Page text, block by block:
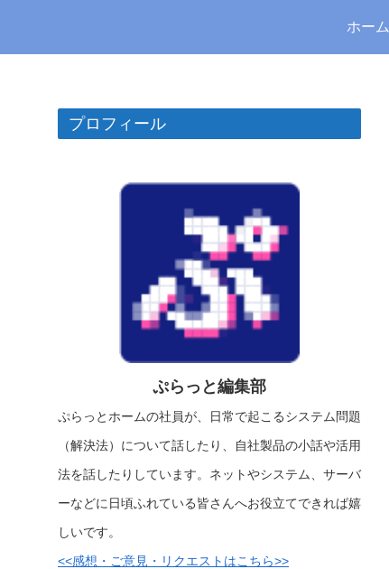
ホーム
プロフィール
ぷらっと編集部
ぷらっとホームの社員が、日常で起こるシステム問題
（解決法）について話したり、自社製品の小話や活用
法を話したりしています。ネットやシステム、サーバ
ーなどに日頃ふれている皆さんへお役立てできれば嬉
しいです。
<<感想・ご意見・リクエストはこちら>>